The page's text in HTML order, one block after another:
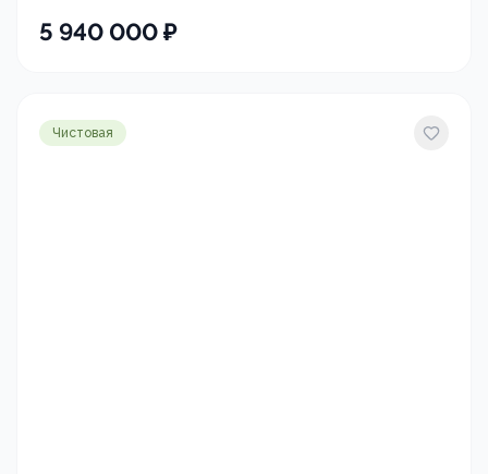
5 940 000₽
Чистовая